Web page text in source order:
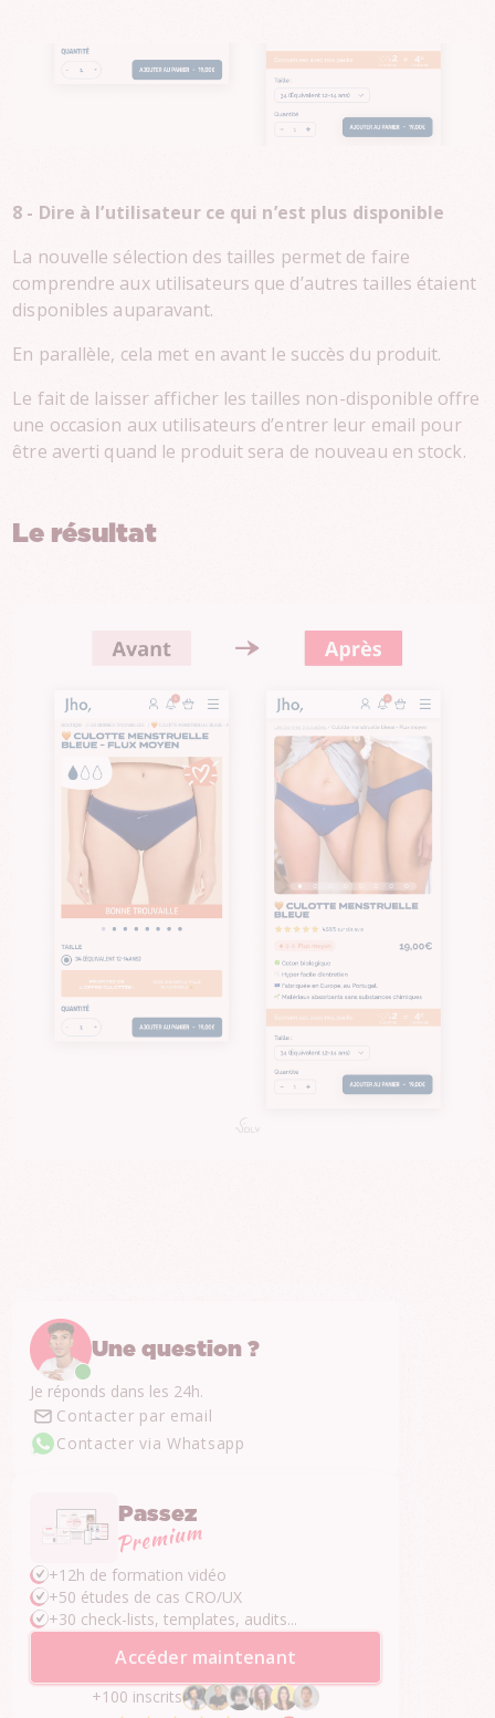
8 - Dire à l’utilisateur ce qui n’est plus disponible
La nouvelle sélection des tailles permet de faire
comprendre aux utilisateurs que d’autres tailles étaient
disponibles auparavant.
En parallèle, cela met en avant le succès du produit.
Le fait de laisser afficher les tailles non-disponible offre
une occasion aux utilisateurs d’entrer leur email pour
être averti quand le produit sera de nouveau en stock.
Le résultat
Une question ?
Je réponds dans les 24h.
Contacter par email
Contacter via Whatsapp
Passez
+12h de formation vidéo
+50 études de cas CRO/UX
+30 check-lists, templates, audits...
Accéder maintenant
+100 inscrits